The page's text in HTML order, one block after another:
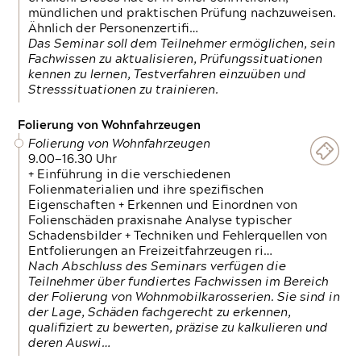
mündlichen und praktischen Prüfung nachzuweisen.
Ähnlich der Personenzertifi…
Das Seminar soll dem Teilnehmer ermöglichen, sein
Fachwissen zu aktualisieren, Prüfungssituationen
kennen zu lernen, Testverfahren einzuüben und
Stresssituationen zu trainieren.
Folierung von Wohnfahrzeugen
Folierung von Wohnfahrzeugen
9.00—16.30 Uhr
+ Einführung in die verschiedenen
Folienmaterialien und ihre spezifischen
Eigenschaften + Erkennen und Einordnen von
Folienschäden praxisnahe Analyse typischer
Schadensbilder + Techniken und Fehlerquellen von
Entfolierungen an Freizeitfahrzeugen ri…
Nach Abschluss des Seminars verfügen die
Teilnehmer über fundiertes Fachwissen im Bereich
der Folierung von Wohnmobilkarosserien. Sie sind in
der Lage, Schäden fachgerecht zu erkennen,
qualifiziert zu bewerten, präzise zu kalkulieren und
deren Auswi…